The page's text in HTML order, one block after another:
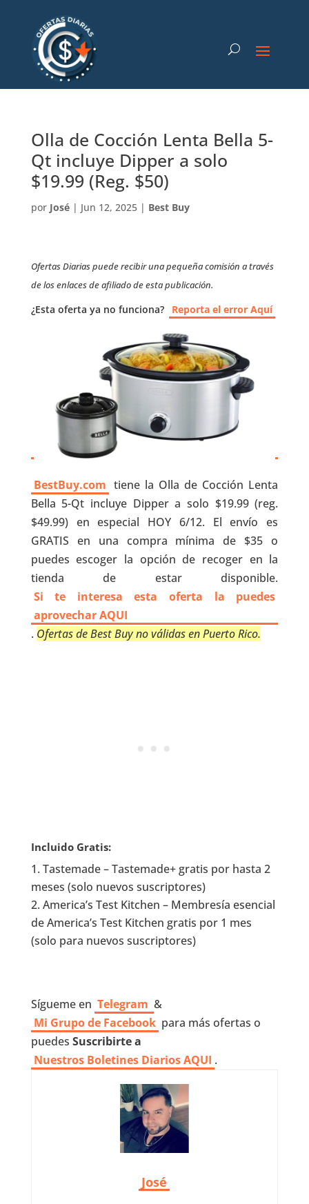
Olla de Cocción Lenta Bella 5-
Qt incluye Dipper a solo
$19.99 (Reg. $50)
por José| Jun 12, 2025| Best Buy
Ofertas Diarias puede recibir una pequeña comisión a través
de los enlaces de afiliado de esta publicación.
¿Esta oferta ya no funciona? Reporta el error Aquí
BestBuy.com tiene la Olla de Cocción Lenta
Bella 5-Qt incluye Dipper a solo $19.99 (reg.
$49.99) en especial HOY 6/12. El envío es
GRATIS en una compra mínima de $35 o
puedes escoger la opción de recoger en la
tienda de estar disponible.
Si te interesa esta oferta la puedes
aprovechar AQUI
. Ofertas de Best Buy no válidas en Puerto Rico.
Incluido Gratis:
Tastemade – Tastemade+ gratis por hasta 2
meses (solo nuevos suscriptores)
America’s Test Kitchen – Membresía esencial
de America’s Test Kitchen gratis por 1 mes
(solo para nuevos suscriptores)
Sígueme en Telegram &
Mi Grupo de Facebook para más ofertas o
puedes Suscribirte a
Nuestros Boletines Diarios AQUI .
José